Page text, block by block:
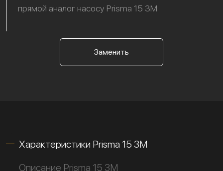
прямой аналог насосу Prisma 15 3M
Заменить
Характеристики Prisma 15 3M
Описание Prisma 15 3M